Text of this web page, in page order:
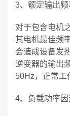
3、额定输出频
对于包含电机
其电机最佳频
会造成设备发
逆变器的输出
50Hz，正常工
4、负载功率因